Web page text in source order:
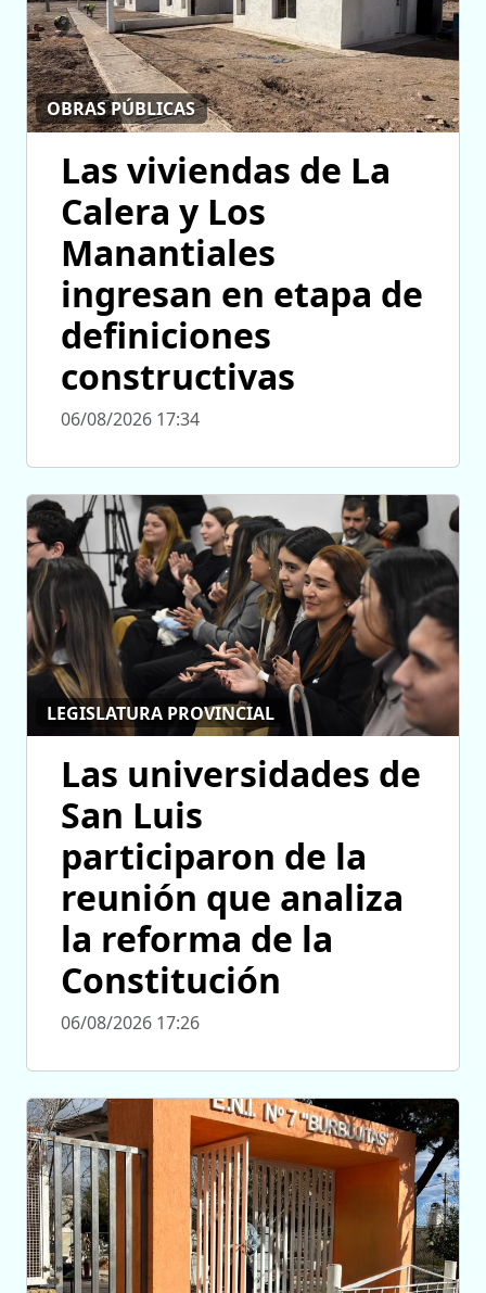
OBRAS PÚBLICAS
Las viviendas de La
Calera y Los
Manantiales
ingresan en etapa de
definiciones
constructivas
06/08/2026 17:34
LEGISLATURA PROVINCIAL
Las universidades de
San Luis
participaron de la
reunión que analiza
la reforma de la
Constitución
06/08/2026 17:26